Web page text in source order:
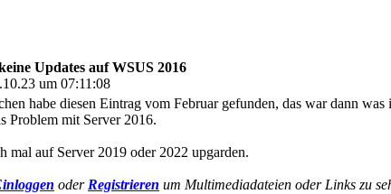
Updates auf WSUS 2016
um 07:11:08
habe diesen Eintrag vom Februar gefunden, das war dann
Problem mit Server 2016.
mal auf Server 2019 oder 2022 upgarden.
oder Registrieren um Multimediadateien oder Links zu